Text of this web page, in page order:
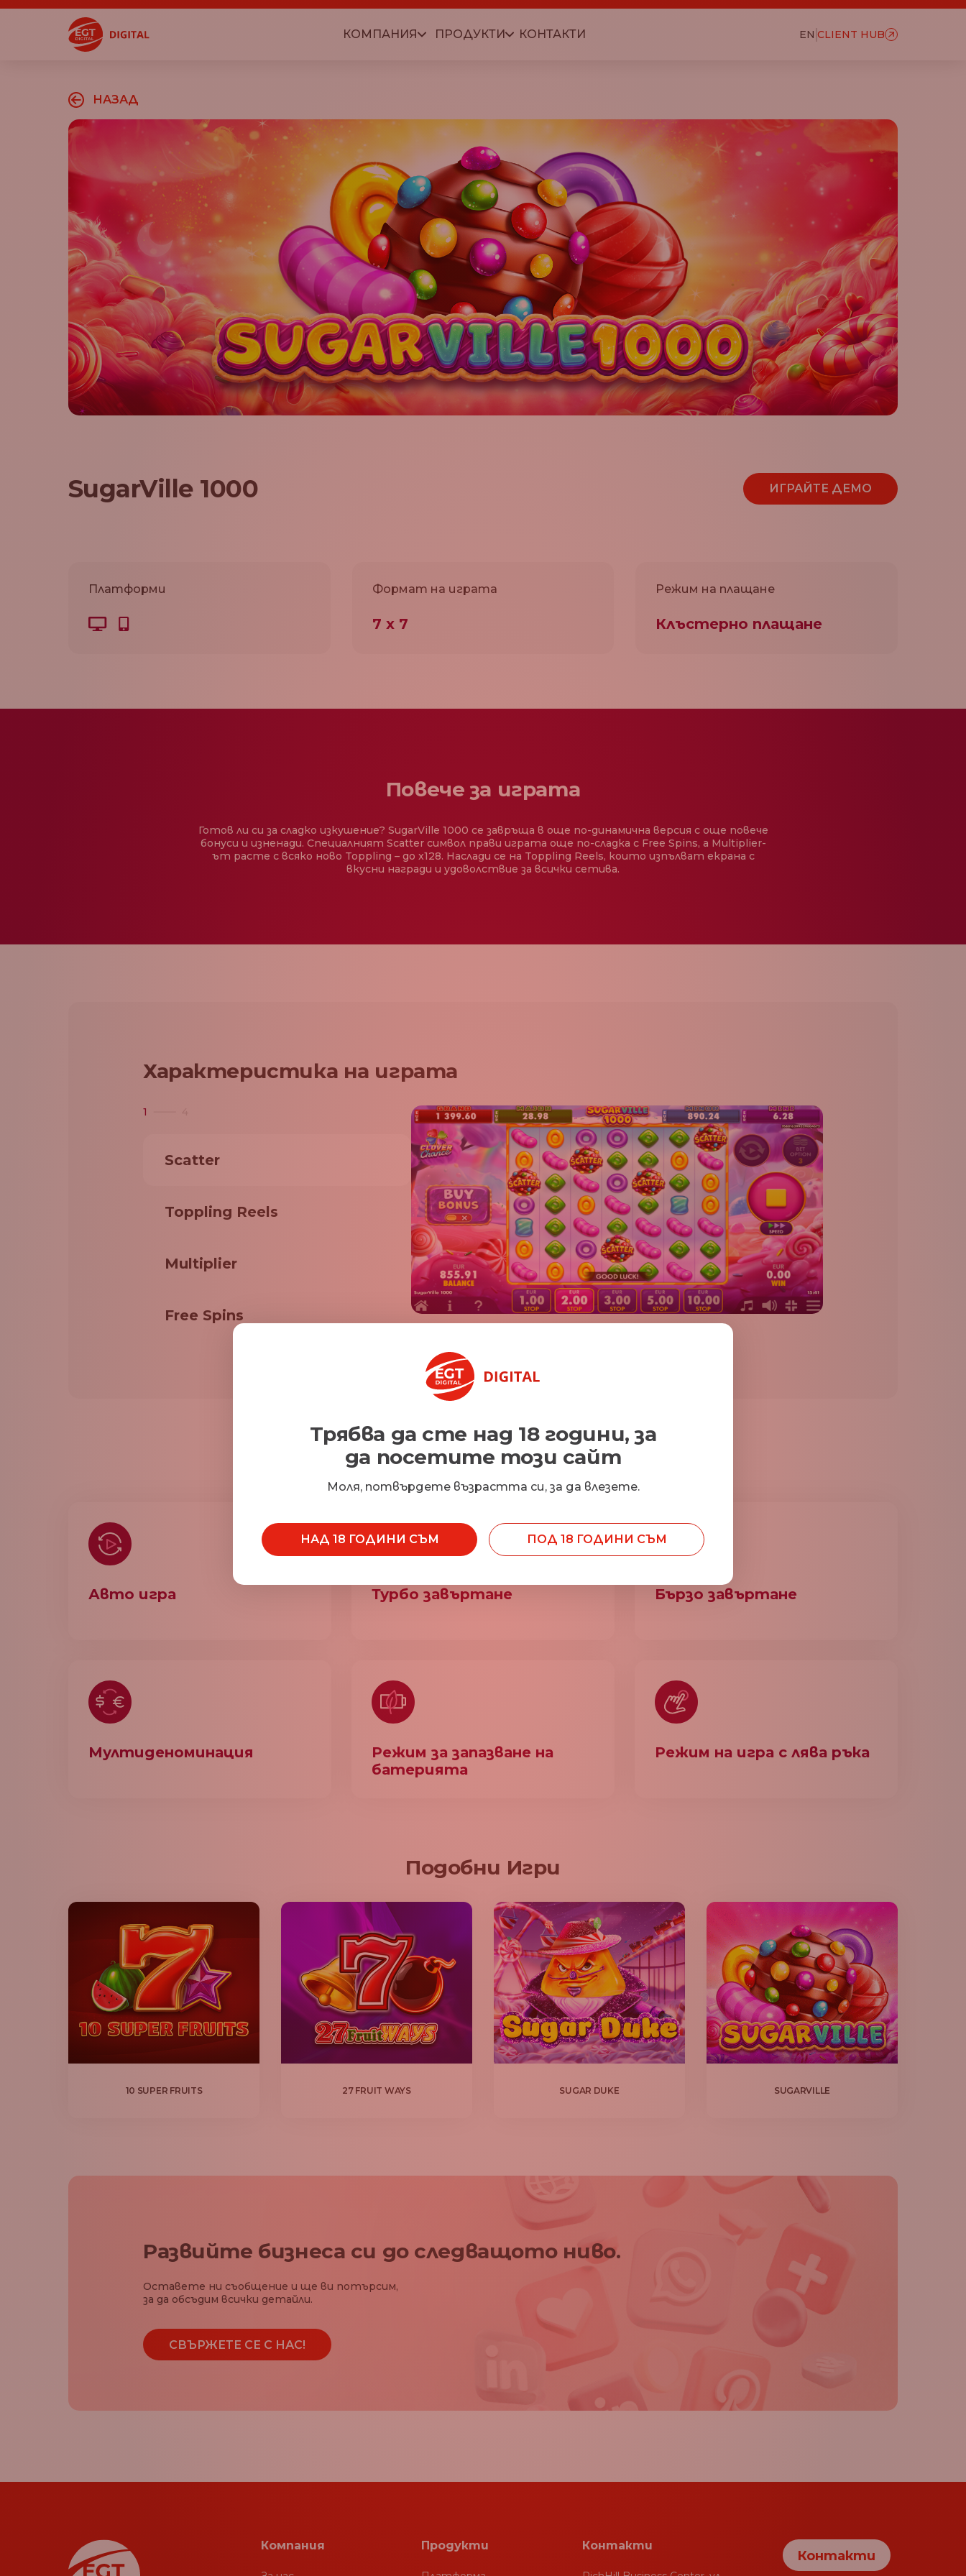
КОМПАНИЯ ПРОДУКТИ КОНТАКТИ EN CLIENT HUB
НАЗАД
SugarVille 1000 ИГРАЙТЕ ДЕМО
Платформи Формат на играта
7 x 7
Режим на плащане
Клъстерно плащане
Повече за играта
Готов ли си за сладко изкушение? SugarVille 1000 се завръща в още по-динамична версия с още повече
бонуси и изненади. Специалният Scatter символ прави играта още по-сладка с Free Spins, а Multiplier-
ът расте с всяко ново Toppling – до x128. Наслади се на Toppling Reels, които изпълват екрана с
вкусни награди и удоволствие за всички сетива.
Характеристика на играта
1
Scatter
Toppling Reels
Multiplier
Free Spins
Характеристики
Авто игра Турбо завъртане Бързо завъртане
Мултиденоминация
Режим за запазване на
батерията
Режим на игра с лява ръка
Подобни Игри
10 SUPER FRUITS 27 FRUIT WAYS SUGAR DUKE SUGARVILLE
Развийте бизнеса си до следващото ниво.
Оставете ни съобщение и ще ви потърсим,
за да обсъдим всички детайли.
СВЪРЖЕТЕ СЕ С НАС!
Компания Продукти Контакти
Контакти
Трябва да сте над 18 години, за
да посетите този сайт
Моля, потвърдете възрастта си, за да влезете.
НАД 18 ГОДИНИ СЪМ ПОД 18 ГОДИНИ СЪМ